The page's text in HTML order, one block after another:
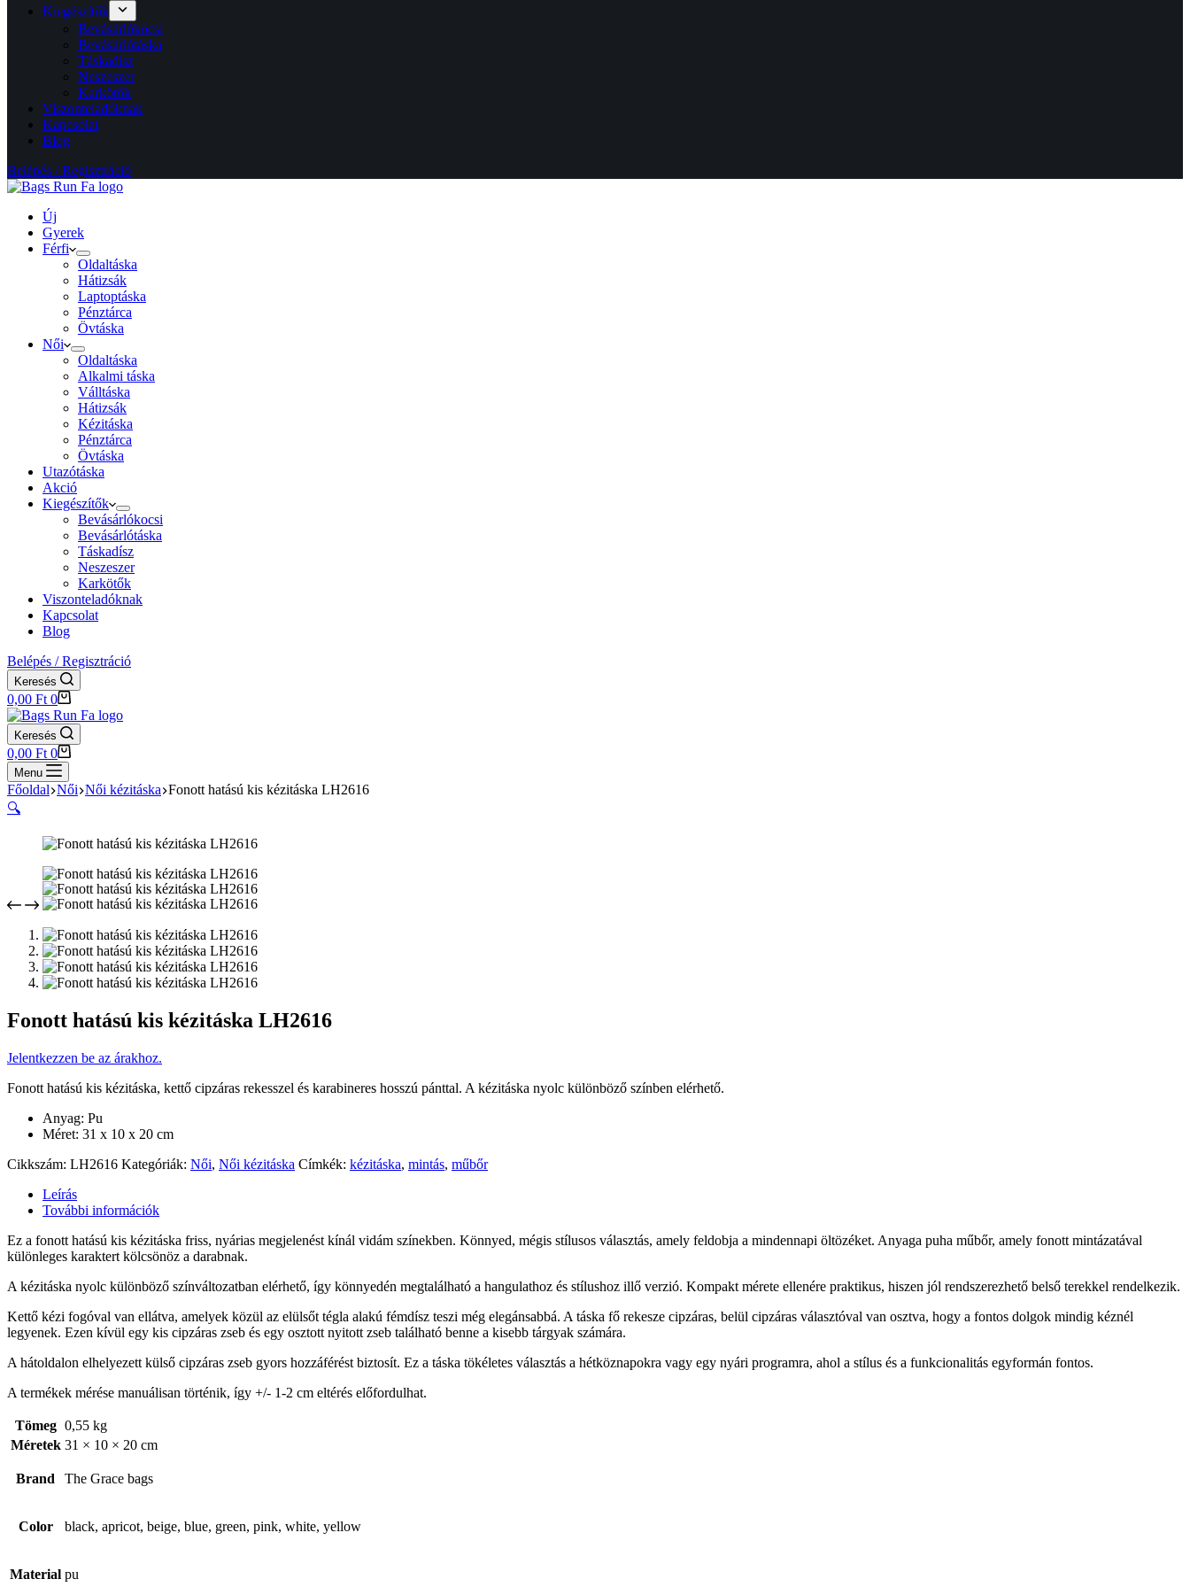
Kiegészítők
Bevásárlókocsi
Bevásárlótáska
Táskadísz
Neszeszer
Karkötők
Viszonteladóknak
Kapcsolat
Blog
Belépés / Regisztráció
Új
Gyerek
Férfi
Oldaltáska
Hátizsák
Laptoptáska
Pénztárca
Övtáska
Női
Oldaltáska
Alkalmi táska
Válltáska
Hátizsák
Kézitáska
Pénztárca
Övtáska
Utazótáska
Akció
Kiegészítők
Bevásárlókocsi
Bevásárlótáska
Táskadísz
Neszeszer
Karkötők
Viszonteladóknak
Kapcsolat
Blog
Belépés / Regisztráció
Keresés
Shopping
cart
0,00 Ft 0
Keresés
Shopping
cart
0,00 Ft 0
Menu
Főoldal Női Női kézitáska Fonott hatású kis kézitáska LH2616
🔍
Fonott hatású kis kézitáska LH2616
Jelentkezzen be az árakhoz.
Fonott hatású kis kézitáska, kettő cipzáras rekesszel és karabineres hosszú pánttal. A kézitáska nyolc különböző színben elérhető.
Anyag: Pu
Méret: 31 x 10 x 20 cm
Cikkszám: LH2616 Kategóriák: Női, Női kézitáska Címkék: kézitáska, mintás, műbőr
Leírás
További információk
Ez a fonott hatású kis kézitáska friss, nyárias megjelenést kínál vidám színekben. Könnyed, mégis stílusos választás, amely feldobja a mindennapi öltözéket. Anyaga puha műbőr, amely fonott mintázatával
különleges karaktert kölcsönöz a darabnak.
A kézitáska nyolc különböző színváltozatban elérhető, így könnyedén megtalálható a hangulathoz és stílushoz illő verzió. Kompakt mérete ellenére praktikus, hiszen jól rendszerezhető belső terekkel rendelkezik.
Kettő kézi fogóval van ellátva, amelyek közül az elülsőt tégla alakú fémdísz teszi még elegánsabbá. A táska fő rekesze cipzáras, belül cipzáras választóval van osztva, hogy a fontos dolgok mindig kéznél
legyenek. Ezen kívül egy kis cipzáras zseb és egy osztott nyitott zseb található benne a kisebb tárgyak számára.
A hátoldalon elhelyezett külső cipzáras zseb gyors hozzáférést biztosít. Ez a táska tökéletes választás a hétköznapokra vagy egy nyári programra, ahol a stílus és a funkcionalitás egyformán fontos.
A termékek mérése manuálisan történik, így +/- 1-2 cm eltérés előfordulhat.
Tömeg 0,55 kg
Méretek 31 × 10 × 20 cm
Brand The Grace bags
Color black, apricot, beige, blue, green, pink, white, yellow
Material pu